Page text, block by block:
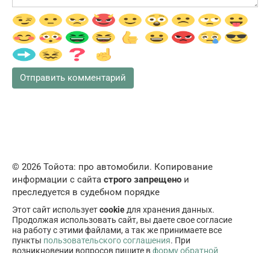
© 2026 Тойота: про автомобили. Копирование
информации с сайта строго запрещено и
преследуется в судебном порядке
Этот сайт используетcookie для хранения данных.
Продолжая использовать сайт, вы даете свое согласие
на работу с этими файлами, а так же принимаете все
пункты пользовательского соглашения. При
возникновении вопросов пишите вформу обратной